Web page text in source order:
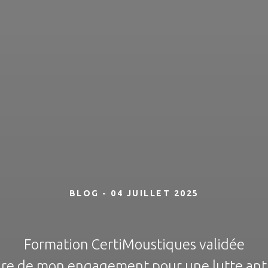
BLOG - 04 JUILLET 2025
Formation CertiMoustiques validée